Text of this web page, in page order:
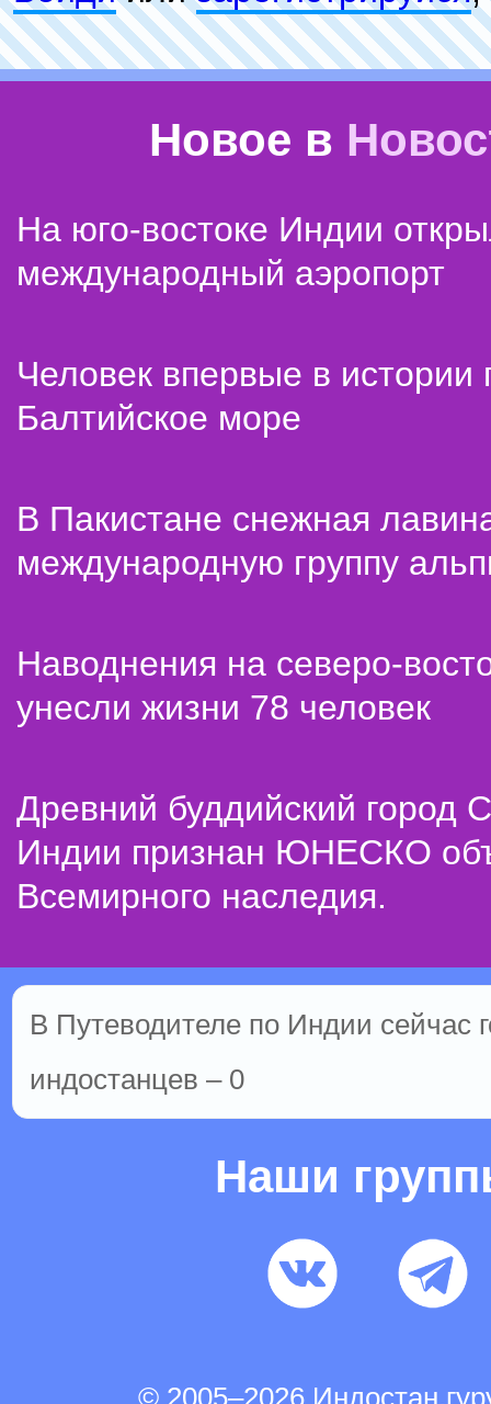
Новое в
На юго-востоке Индии
международный аэропорт
Человек впервые в истории
Балтийское море
В Пакистане снежная
международную группу
Наводнения на северо-
унесли жизни 78 человек
Древний буддийский город
Индии признан ЮНЕСКО
Всемирного наследия.
В Путеводителе по Индии сейчас
индостанцев – 0
Наши
© 2005–2026